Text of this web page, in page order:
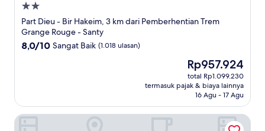
Properti
bintang
2.0
Part Dieu - Bir Hakeim, 3 km dari Pemberhentian Trem
Grange Rouge - Santy
8.0
ulasan)
8,0/10 Sangat Baik (1.018 ulasan)
Harga
sekarang
Rp957.924
Rp957.924
total Rp1.099.230
termasuk pajak & biaya lainnya
16 Agu - 17 Agu
Hotel Oceania Lyon